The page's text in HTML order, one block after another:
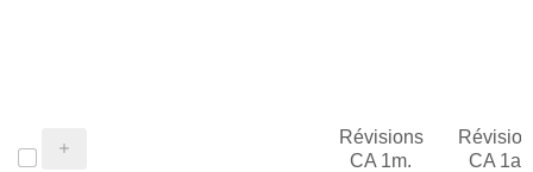
Révisions
CA 1m.
CA 1an